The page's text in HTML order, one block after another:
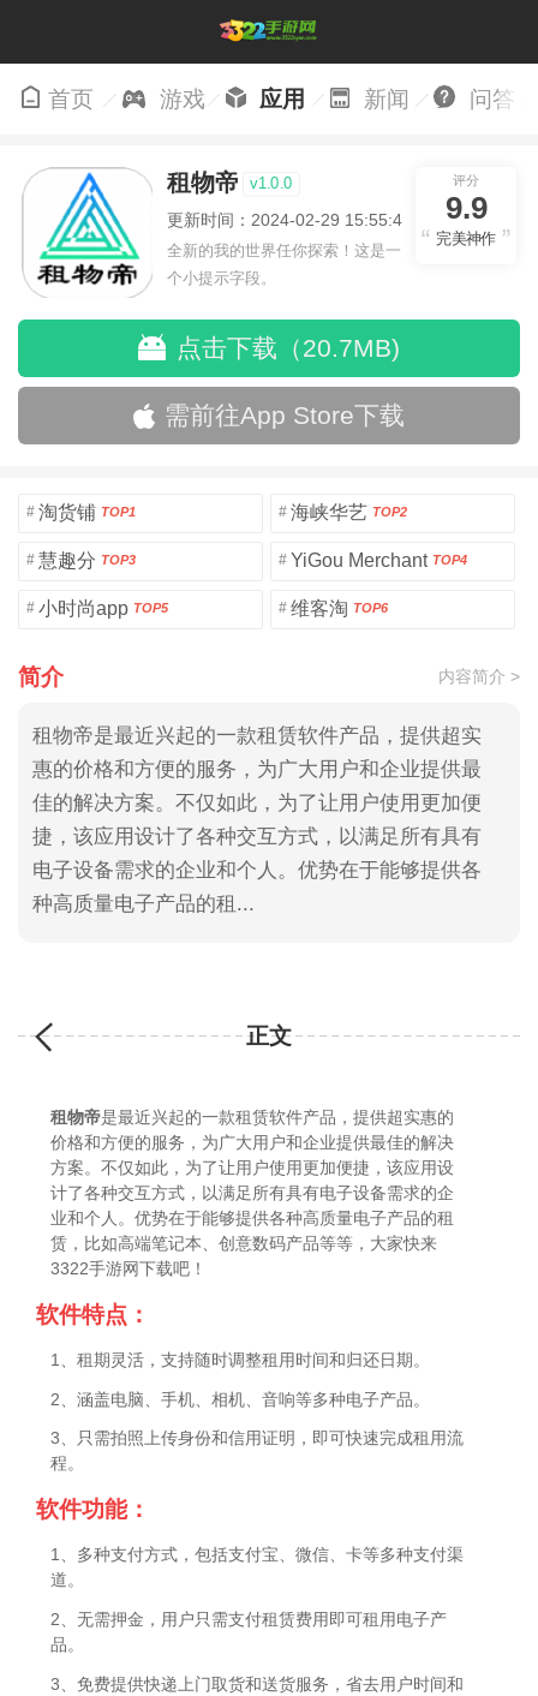
首页 游戏 应用 新闻 问答
租物帝 v1.0.0
更新时间：2024-02-29 15:55:44
全新的我的世界任你探索！这是一
个小提示字段。
评分
9.9
完美神作
点击下载（20.7MB)
需前往App Store下载
# 淘货铺 TOP1 # 海峡华艺 TOP2
# 慧趣分 TOP3 # YiGou Merchant TOP4
# 小时尚app TOP5 # 维客淘 TOP6
简介 内容简介 >
租物帝是最近兴起的一款租赁软件产品，提供超实
惠的价格和方便的服务，为广大用户和企业提供最
佳的解决方案。不仅如此，为了让用户使用更加便
捷，该应用设计了各种交互方式，以满足所有具有
电子设备需求的企业和个人。优势在于能够提供各
种高质量电子产品的租...
正文
租物帝是最近兴起的一款租赁软件产品，提供超实惠的
价格和方便的服务，为广大用户和企业提供最佳的解决
方案。不仅如此，为了让用户使用更加便捷，该应用设
计了各种交互方式，以满足所有具有电子设备需求的企
业和个人。优势在于能够提供各种高质量电子产品的租
赁，比如高端笔记本、创意数码产品等等，大家快来
3322手游网下载吧！
软件特点：
1、租期灵活，支持随时调整租用时间和归还日期。
2、涵盖电脑、手机、相机、音响等多种电子产品。
3、只需拍照上传身份和信用证明，即可快速完成租用流
程。
软件功能：
1、多种支付方式，包括支付宝、微信、卡等多种支付渠
道。
2、无需押金，用户只需支付租赁费用即可租用电子产
品。
3、免费提供快递上门取货和送货服务，省去用户时间和